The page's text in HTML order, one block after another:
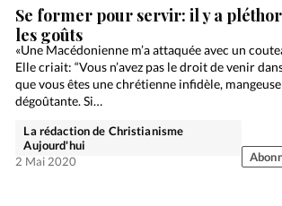
Se former pour servir: il y a
les goûts
«Une Macédonienne m’a attaquée avec un
Elle criait: “Vous n’avez pas le droit de venir
que vous êtes une chrétienne infidèle,
dégoûtante. Si…
La rédaction de Christianisme
Aujourd'hui
2 Mai 2020